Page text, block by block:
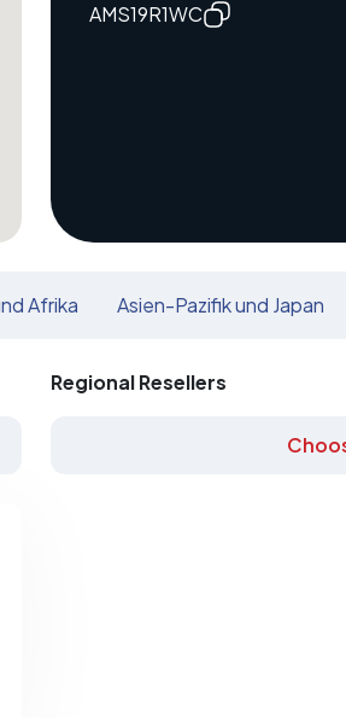
AMS19R1WC
Afrika Asien-Pazifik und Japan
Regional Resellers